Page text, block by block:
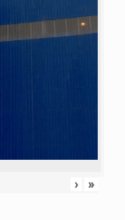
› »